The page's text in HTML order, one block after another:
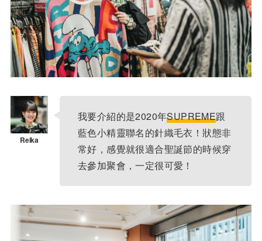
我要介紹的是2020年SUPREME跟
藍色小精靈聯名的針織毛衣！狀態非
常好，感覺就很適合聖誕節的時候穿
去參加聚會，一定很可愛！